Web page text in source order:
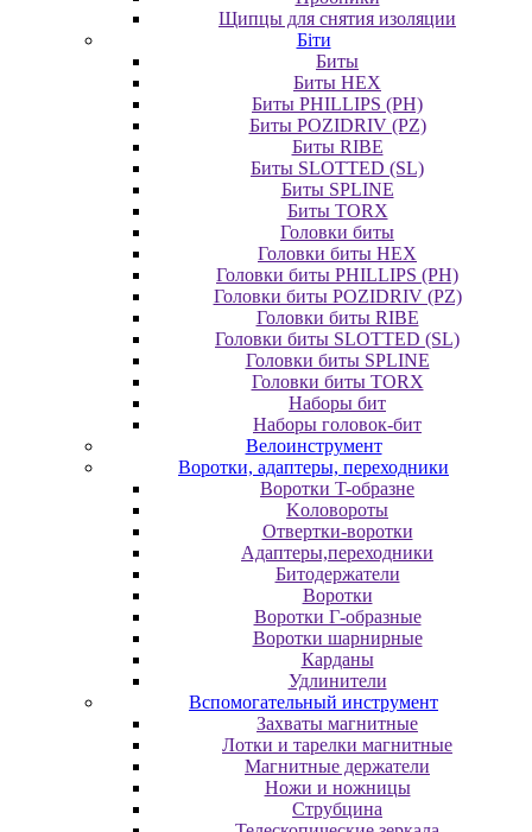
Щипцы для снятия изоляции
Біти
Биты
Биты HEX
Биты PHILLIPS (PH)
Биты POZIDRIV (PZ)
Биты RIBE
Биты SLOTTED (SL)
Биты SPLINE
Биты TORX
Головки биты
Головки биты HEX
Головки биты PHILLIPS (PH)
Головки биты POZIDRIV (PZ)
Головки биты RIBE
Головки биты SLOTTED (SL)
Головки биты SPLINE
Головки биты TORX
Наборы бит
Наборы головок-бит
Велоинструмент
Воротки, адаптеры, переходники
Bopoтки T-oбpaзне
Koлoвopoты
Oтвepтки-вopoтки
Адаптеры,переходники
Битодержатели
Воротки
Воротки Г-образные
Воротки шарнирные
Карданы
Удлинители
Вспомогательный инструмент
Захваты магнитные
Лотки и тарелки магнитные
Магнитные держатели
Ножи и ножницы
Струбцина